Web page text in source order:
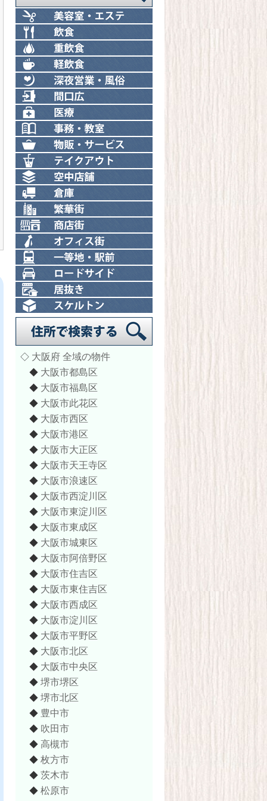
◇ 大阪府 全域の物件
◆ 大阪市都島区
◆ 大阪市福島区
◆ 大阪市此花区
◆ 大阪市西区
◆ 大阪市港区
◆ 大阪市大正区
◆ 大阪市天王寺区
◆ 大阪市浪速区
◆ 大阪市西淀川区
◆ 大阪市東淀川区
◆ 大阪市東成区
◆ 大阪市城東区
◆ 大阪市阿倍野区
◆ 大阪市住吉区
◆ 大阪市東住吉区
◆ 大阪市西成区
◆ 大阪市淀川区
◆ 大阪市平野区
◆ 大阪市北区
◆ 大阪市中央区
◆ 堺市堺区
◆ 堺市北区
◆ 豊中市
◆ 吹田市
◆ 高槻市
◆ 枚方市
◆ 茨木市
◆ 松原市